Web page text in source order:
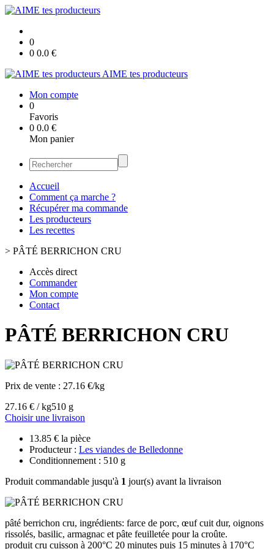
0
0 0.0 €
AIME tes producteurs
Mon compte
0
Favoris
0 0.0 €
Mon panier
Accueil
Comment ça marche ?
Récupérer ma commande
Les producteurs
Les recettes
> PÂTÉ BERRICHON CRU
Accès direct
Commander
Mon compte
Contact
PÂTÉ BERRICHON CRU
Prix de vente : 27.16 €/kg
27.16 € / kg510 g
Choisir une livraison
13.85 € la pièce
Producteur : Les viandes de Belledonne
Conditionnement : 510 g
Produit commandable jusqu'à 1 jour(s) avant la livraison
pâté berrichon cru, ingrédients: farce de porc, œuf cuit dur, oignons
rissolés, basilic, armagnac et pâte feuilletée pour la croûte.
produit cru cuisson à 200°C 20 minutes puis 15 minutes à 170°C